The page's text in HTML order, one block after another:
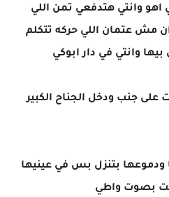
وانتي هتدفعي تمن اللي
مش عتمان اللي حركه تتكلم
وانتي في دار ابوكي
على جنب ودخل الجناح الكبير
بتنزل بس في عينيها
بصوت واطي